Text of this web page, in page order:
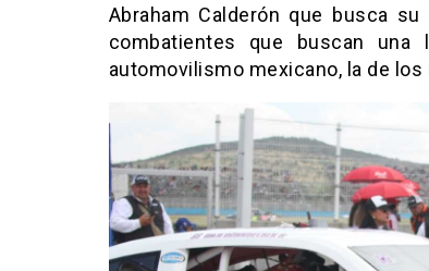
Abraham Calderón que busca
combatientes que buscan una
automovilismo mexicano, la de los